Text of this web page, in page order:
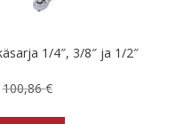
1/4″, 3/8″ ja 1/2″
100,86€